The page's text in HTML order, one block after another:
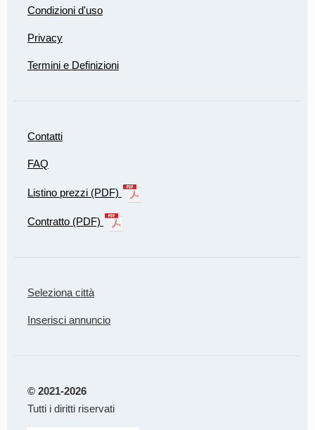
Condizioni d'uso
Privacy
Termini e Definizioni
Contatti
FAQ
Listino prezzi (PDF)
Contratto (PDF)
Seleziona città
Inserisci annuncio
© 2021-2026
Tutti i diritti riservati